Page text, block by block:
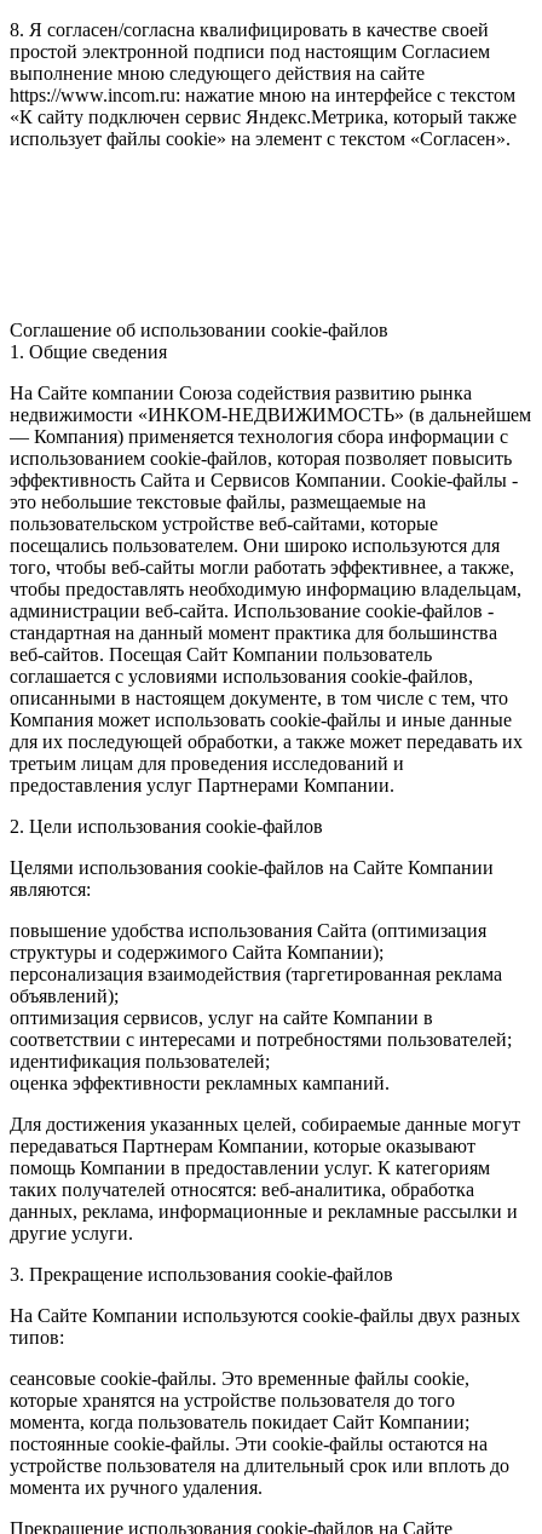
8. Я согласен/согласна квалифицировать в качестве своей
простой электронной подписи под настоящим Согласием
выполнение мною следующего действия на сайте
https://www.incom.ru: нажатие мною на интерфейсе с текстом
«К сайту подключен сервис Яндекс.Метрика, который также
использует файлы cookie» на элемент с текстом «Согласен».
Соглашение об использовании cookie-файлов
1. Общие сведения
На Сайте компании Союза содействия развитию рынка
недвижимости «ИНКОМ-НЕДВИЖИМОСТЬ» (в дальнейшем
— Компания) применяется технология сбора информации с
использованием cookie-файлов, которая позволяет повысить
эффективность Сайта и Сервисов Компании. Сookie-файлы -
это небольшие текстовые файлы, размещаемые на
пользовательском устройстве веб-сайтами, которые
посещались пользователем. Они широко используются для
того, чтобы веб-сайты могли работать эффективнее, а также,
чтобы предоставлять необходимую информацию владельцам,
администрации веб-сайта. Использование cookie-файлов -
стандартная на данный момент практика для большинства
веб-сайтов. Посещая Сайт Компании пользователь
соглашается с условиями использования cookie-файлов,
описанными в настоящем документе, в том числе с тем, что
Компания может использовать cookie-файлы и иные данные
для их последующей обработки, а также может передавать их
третьим лицам для проведения исследований и
предоставления услуг Партнерами Компании.
2. Цели использования cookie-файлов
Целями использования cookie-файлов на Сайте Компании
являются:
повышение удобства использования Сайта (оптимизация
структуры и содержимого Сайта Компании);
персонализация взаимодействия (таргетированная реклама
объявлений);
оптимизация сервисов, услуг на сайте Компании в
соответствии с интересами и потребностями пользователей;
идентификация пользователей;
оценка эффективности рекламных кампаний.
Для достижения указанных целей, собираемые данные могут
передаваться Партнерам Компании, которые оказывают
помощь Компании в предоставлении услуг. К категориям
таких получателей относятся: веб-аналитика, обработка
данных, реклама, информационные и рекламные рассылки и
другие услуги.
3. Прекращение использования cookie-файлов
На Сайте Компании используются cookie-файлы двух разных
типов:
сеансовые cookie-файлы. Это временные файлы cookie,
которые хранятся на устройстве пользователя до того
момента, когда пользователь покидает Сайт Компании;
постоянные cookie-файлы. Эти cookie-файлы остаются на
устройстве пользователя на длительный срок или вплоть до
момента их ручного удаления.
Прекращение использования cookie-файлов на Сайте